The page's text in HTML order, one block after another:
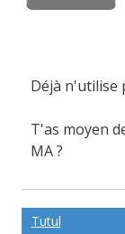
Déjà n'utilise
T'as moyen
MA ?
Tutul